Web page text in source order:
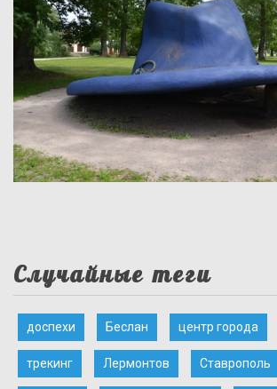
Случайные теги
доспехи Беслан центр города
трекинг Лермонтов Ставрополь